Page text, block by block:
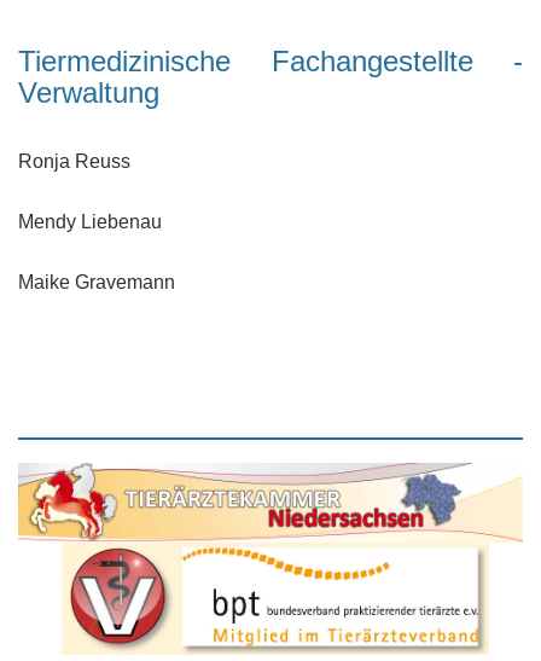
Tiermedizinische Fachangestellte -
Verwaltung
Ronja Reuss
Mendy Liebenau
Maike Gravemann